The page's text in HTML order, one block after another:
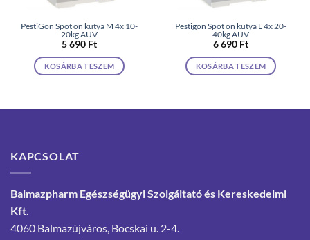
PestiGon Spot on kutya M 4x 10-
20kg AUV
5 690 Ft
KOSÁRBA TESZEM
Pestigon Spot on kutya L 4x 20-
40kg AUV
6 690 Ft
KOSÁRBA TESZEM
KAPCSOLAT
Balmazpharm Egészségügyi Szolgáltató és Kereskedelmi
Kft.
4060 Balmazújváros, Bocskai u. 2-4.